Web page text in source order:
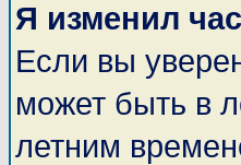
Я изменил
Если вы
может быть в
летним